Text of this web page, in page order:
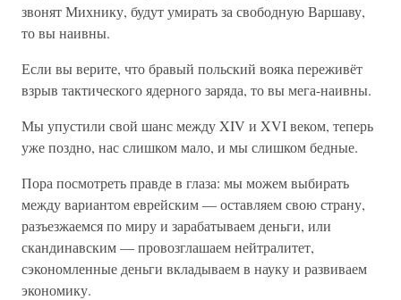
звонят Михнику, будут умирать за свободную Варшаву,
то вы наивны.
Если вы верите, что бравый польский вояка переживёт
взрыв тактического ядерного заряда, то вы мега-наивны.
Мы упустили свой шанс между XIV и XVI веком, теперь
уже поздно, нас слишком мало, и мы слишком бедные.
Пора посмотреть правде в глаза: мы можем выбирать
между вариантом еврейским — оставляем свою страну,
разъезжаемся по миру и зарабатываем деньги, или
скандинавским — провозглашаем нейтралитет,
сэкономленные деньги вкладываем в науку и развиваем
экономику.